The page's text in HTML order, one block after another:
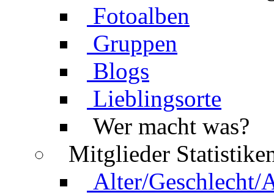
Fotoalben
Gruppen
Blogs
Lieblingsorte
Wer macht was?
Mitglieder
Alter/Geschlecht/